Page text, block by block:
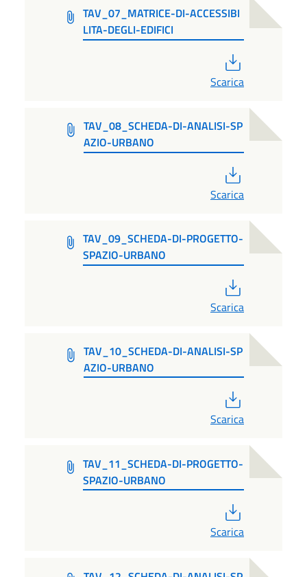
TAV_07_MATRICE-DI-ACCESSIBI
LITA-DEGLI-EDIFICI
Scarica
TAV_08_SCHEDA-DI-ANALISI-SP
AZIO-URBANO
Scarica
TAV_09_SCHEDA-DI-PROGETTO-
SPAZIO-URBANO
Scarica
TAV_10_SCHEDA-DI-ANALISI-SP
AZIO-URBANO
Scarica
TAV_11_SCHEDA-DI-PROGETTO-
SPAZIO-URBANO
Scarica